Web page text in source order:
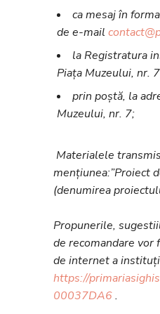
ca mesaj în
de e-mail
la Registratura
Piața Muzeului, nr.
prin poștă, la
Muzeului, nr. 7;
Materialele
mențiunea:”Proiect
(denumirea
Propunerile,
de recomandare vor
de internet a
https://
00037DA6.